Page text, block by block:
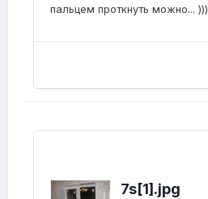
пальцем проткнуть можно... )))
7s[1].jpg